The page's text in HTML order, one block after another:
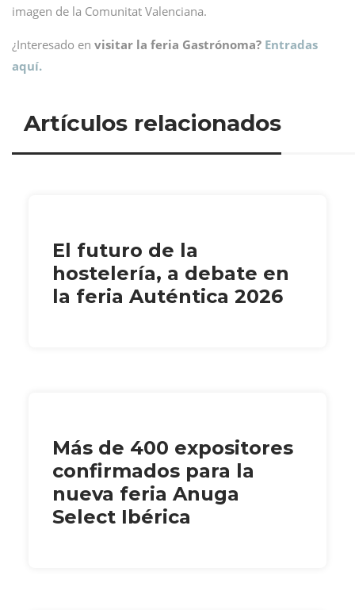
imagen de la Comunitat Valenciana.
¿Interesado en visitar la feria Gastrónoma? Entradas
aquí.
Artículos relacionados
El futuro de la
hostelería, a debate en
la feria Auténtica 2026
Más de 400 expositores
confirmados para la
nueva feria Anuga
Select Ibérica